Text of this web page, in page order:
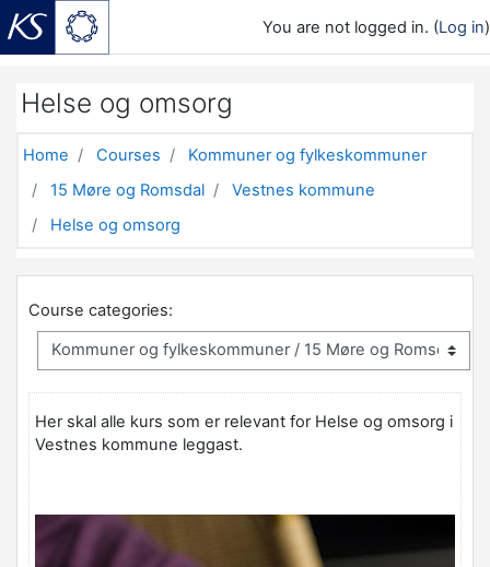
You are not logged in. (Log in)
Helse og omsorg
Home Courses
Kommuner og fylkeskommuner
15 Møre og Romsdal
Vestnes kommune
Helse og omsorg
Course categories:
Her skal alle kurs som er relevant for Helse og omsorg i
Vestnes kommune leggast.